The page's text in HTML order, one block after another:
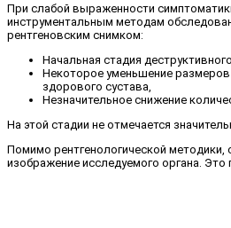
При слабой выраженности
инструментальным методам
рентгеновским снимком:
Начальная стадия
Некоторое уменьшение размеров
здорового сустава,
Незначительное снижение
На этой стадии не отмечается
Помимо рентгенологической
изображение исследуемого органа.